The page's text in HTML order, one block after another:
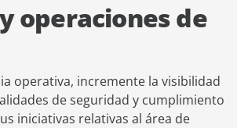
operaciones de
operativa, incremente la visibilidad
de seguridad y cumplimiento
iniciativas relativas al área de